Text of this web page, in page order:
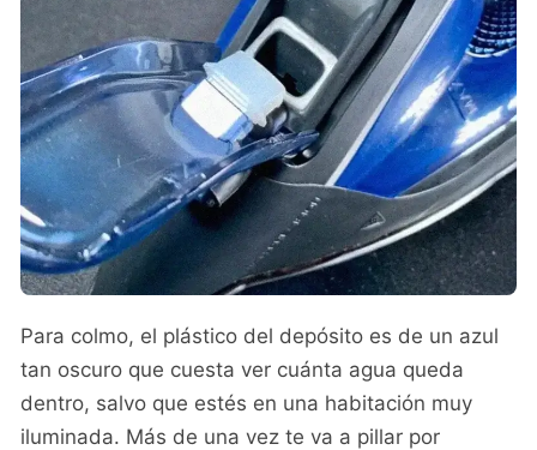
Para colmo, el plástico del depósito es de un azul
tan oscuro que cuesta ver cuánta agua queda
dentro, salvo que estés en una habitación muy
iluminada. Más de una vez te va a pillar por